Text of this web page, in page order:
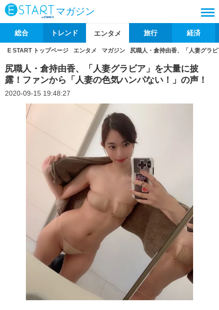
マガジン
総合 トレンド エンタメ 旅行 経済
E START トップページ エンタメ マガジン 尻職人・倉持由香、「人妻グラ
尻職人・倉持由香、「人妻グラビア」を大量に披
露！ファンから「人妻の色気ハンパない！」の声！
2020-09-15 19:48:27